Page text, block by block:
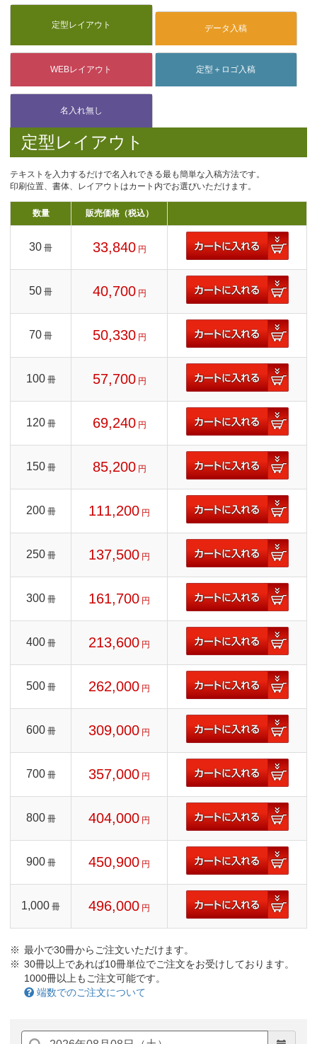
定型レイアウト
テキストを入力するだけで名入れできる最も簡単な入稿方法です。
印刷位置、書体、レイアウトはカート内でお選びいただけます。
数量 販売価格（税込）
30 冊 33,840 円
50 冊 40,700 円
70 冊 50,330 円
100 冊 57,700 円
120 冊 69,240 円
150 冊 85,200 円
200 冊 111,200 円
250 冊 137,500 円
300 冊 161,700 円
400 冊 213,600 円
500 冊 262,000 円
600 冊 309,000 円
700 冊 357,000 円
800 冊 404,000 円
900 冊 450,900 円
1,000 冊 496,000 円
最小で30冊からご注文いただけます。
30冊以上であれば10冊単位でご注文をお受けしております。
1000冊以上もご注文可能です。
端数でのご注文について